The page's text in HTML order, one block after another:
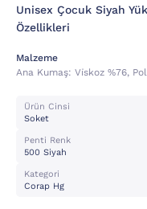
Unisex Çocuk Siyah
Özellikleri
Malzeme
Ana Kumaş: Vi̇skoz %76,
Ürün Cinsi
Soket
Penti Renk
500 Siyah
Kategori
Corap Hg